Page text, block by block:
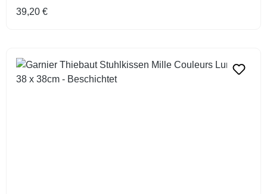
Regulärer Preis:
39,20 €